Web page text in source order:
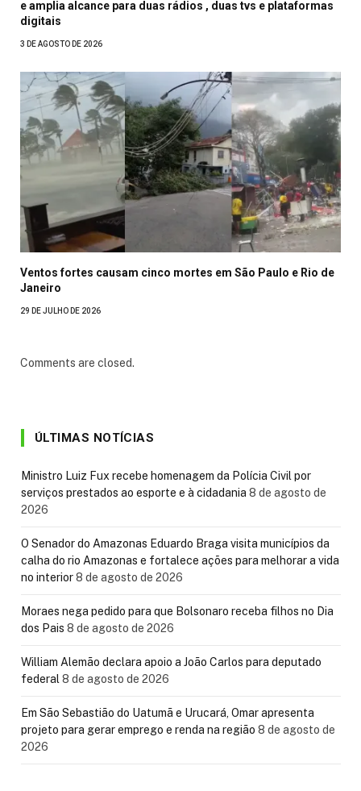
e amplia alcance para duas rádios , duas tvs e plataformas
digitais
3 DE AGOSTO DE 2026
Ventos fortes causam cinco mortes em São Paulo e Rio de
Janeiro
29 DE JULHO DE 2026
Comments are closed.
ÚLTIMAS NOTÍCIAS
Ministro Luiz Fux recebe homenagem da Polícia Civil por
serviços prestados ao esporte e à cidadania 8 de agosto de
2026
O Senador do Amazonas Eduardo Braga visita municípios da
calha do rio Amazonas e fortalece ações para melhorar a vida
no interior8 de agosto de 2026
Moraes nega pedido para que Bolsonaro receba filhos no Dia
dos Pais 8 de agosto de 2026
William Alemão declara apoio a João Carlos para deputado
federal 8 de agosto de 2026
Em São Sebastião do Uatumã e Urucará, Omar apresenta
projeto para gerar emprego e renda na região 8 de agosto de
2026